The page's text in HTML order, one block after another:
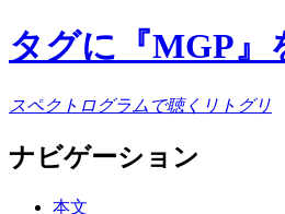
タグに『MGP』
スペクトログラムで聴くリトグリ
ナビゲーション
本文